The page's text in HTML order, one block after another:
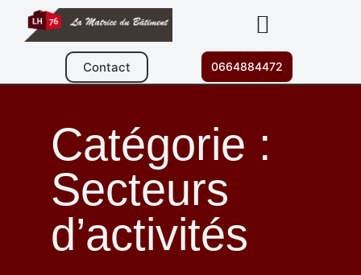
Contact 0664884472
Catégorie :
Secteurs
d’activités